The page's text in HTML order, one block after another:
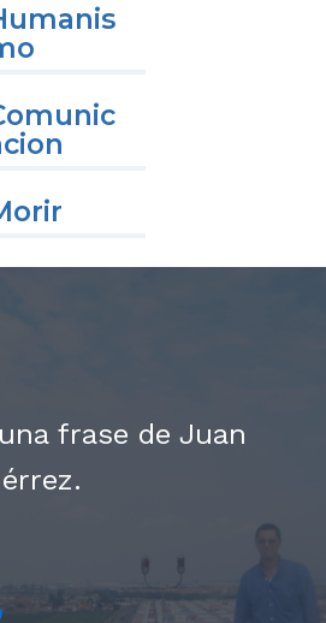
frase de Juan